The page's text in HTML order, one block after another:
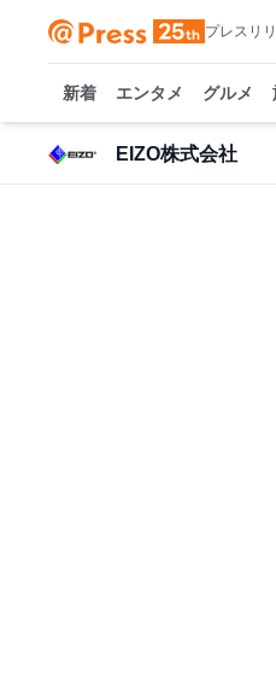
プレスリ
新着 エンタメ グルメ
EIZO株式会社